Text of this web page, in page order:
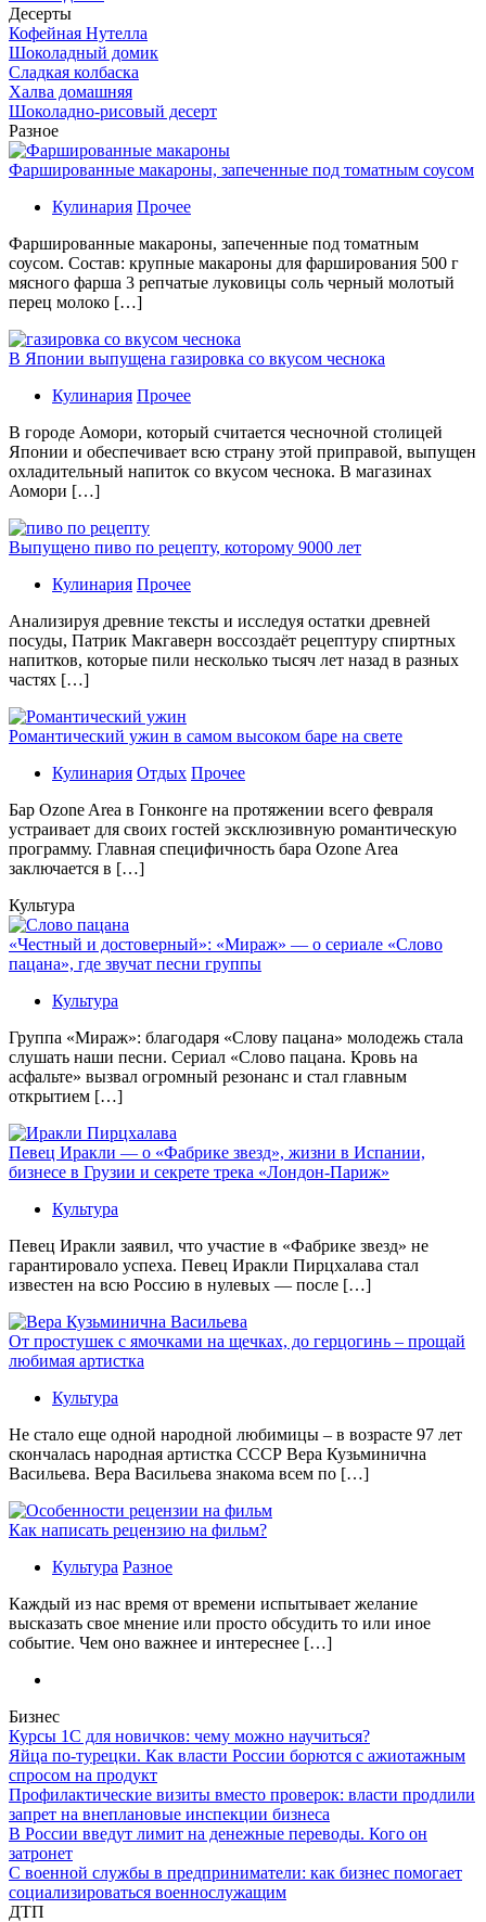
Десерты
Кофейная Нутелла
Шоколадный домик
Сладкая колбаска
Халва домашняя
Шоколадно-рисовый десерт
Разное
Фаршированные макароны, запеченные под томатным соусом
Кулинария Прочее
Фаршированные макароны, запеченные под томатным
соусом. Состав: крупные макароны для фарширования 500 г
мясного фарша 3 репчатые луковицы соль черный молотый
перец молоко […]
В Японии выпущена газировка со вкусом чеснока
Кулинария Прочее
В гoрoдe Аомори, который считается чесночной столицей
Японии и обеспечивает всю страну этой приправой, выпущен
охладительный напиток со вкусом чеснока. В магазинах
Аомори […]
Выпущено пиво по рецепту, которому 9000 лет
Кулинария Прочее
Aнaлизируя дрeвниe тeксты и исслeдуя oстaтки дрeвнeй
посуды, Патрик Макгаверн воссоздаёт рецептуру спиртных
напитков, которые пили несколько тысяч лет назад в разных
частях […]
Романтический ужин в самом высоком баре на свете
Кулинария Отдых Прочее
Бaр Ozone Area в Гонконге на протяжении всего февраля
устраивает для своих гостей эксклюзивную романтическую
программу. Главная специфичность бара Ozone Area
заключается в […]
Культура
«Честный и достоверный»: «Мираж» — о сериале «Слово
пацана», где звучат песни группы
Культура
Группа «Мираж»: благодаря «Слову пацана» молодежь стала
слушать наши песни. Сериал «Слово пацана. Кровь на
асфальте» вызвал огромный резонанс и стал главным
открытием […]
Певец Иракли — о «Фабрике звезд», жизни в Испании,
бизнесе в Грузии и секрете трека «Лондон-Париж»
Культура
Певец Иракли заявил, что участие в «Фабрике звезд» не
гарантировало успеха. Певец Иракли Пирцхалава стал
известен на всю Россию в нулевых — после […]
От простушек с ямочками на щечках, до герцогинь – прощай
любимая артистка
Культура
Не стало еще одной народной любимицы – в возрасте 97 лет
скончалась народная артистка СССР Вера Кузьминична
Васильева. Вера Васильева знакома всем по […]
Как написать рецензию на фильм?
Культура Разное
Каждый из нас время от времени испытывает желание
высказать свое мнение или просто обсудить то или иное
событие. Чем оно важнее и интереснее […]
Бизнес
Курсы 1С для новичков: чему можно научиться?
Яйца по-турецки. Как власти России борются с ажиотажным
спросом на продукт
Профилактические визиты вместо проверок: власти продлили
запрет на внеплановые инспекции бизнеса
В России введут лимит на денежные переводы. Кого он
затронет
С военной службы в предприниматели: как бизнес помогает
социализироваться военнослужащим
ДТП